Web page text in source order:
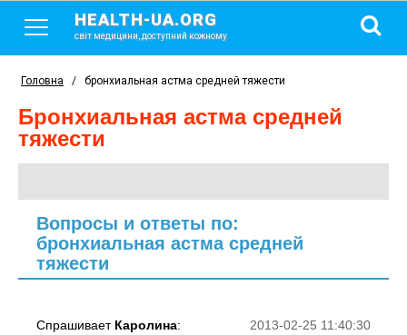
HEALTH-UA.ORG
світ медицини, доступний кожному
Головна / бронхиальная астма средней тяжести
бронхиальная астма средней
тяжести
Вопросы и ответы по:
бронхиальная астма средней
тяжести
2013-02-25 11:40:30
Спрашивает Каролина: